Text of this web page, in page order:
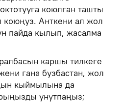
коюлган ташты
Анткени ал жол
пайда кылып, жасалма
каршы тилкеге
гана бузбастан, жол
кыймылына да
унутпаңыз;